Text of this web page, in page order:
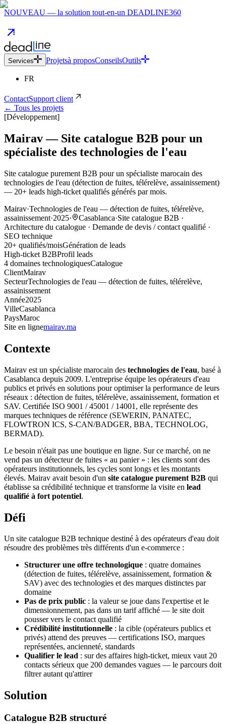
NOUVEAU — la solution tout-en-un DEADLINE360
Services Projetsà proposConseilsOutils
FR
ContactSupport client
← Tous les projets
[Développement]
Mairav — Site catalogue B2B pour un
spécialiste des technologies de l'eau
Site catalogue purement B2B pour un spécialiste marocain des
technologies de l'eau (détection de fuites, télérelève, assainissement)
— 20+ leads high-ticket qualifiés générés par mois.
Mairav·Technologies de l'eau — détection de fuites, télérelève,
assainissement·2025· Casablanca·Site catalogue B2B ·
Architecture du catalogue · Demande de devis / contact qualifié ·
SEO technique
20+ qualifiés/moisGénération de leads
High-ticket B2BProfil leads
4 domaines technologiquesCatalogue
ClientMairav
SecteurTechnologies de l'eau — détection de fuites, télérelève,
assainissement
Année2025
VilleCasablanca
PaysMaroc
Site en lignemairav.ma
Contexte
Mairav est un spécialiste marocain des technologies de l'eau, basé à
Casablanca depuis 2009. L'entreprise équipe les opérateurs d'eau
publics et privés en solutions pour optimiser la performance de leurs
réseaux : détection de fuites, télérelève, assainissement, formation et
SAV. Certifiée ISO 9001 / 45001 / 14001, elle représente des
marques techniques de référence (SEWERIN, PANATEC,
FLOWTRON ICS, S-CAN/BADGER, BBA, TECHNOLOG,
BERMAD).
Le besoin n'était pas une boutique en ligne. Sur ce marché, on ne
vend pas un détecteur de fuites « au panier » : les clients sont des
opérateurs institutionnels, les cycles sont longs et les montants
élevés. Mairav avait besoin d'un site catalogue purement B2B qui
établisse sa crédibilité technique et transforme la visite en lead
qualifié à fort potentiel.
Défi
Un site catalogue B2B technique destiné à des opérateurs d'eau doit
résoudre des problèmes très différents d'un e-commerce :
Structurer une offre technologique : quatre domaines
(détection de fuites, télérelève, assainissement, formation &
SAV) avec des technologies et des marques distinctes par
domaine
Pas de prix public : la valeur se joue dans l'expertise et le
dimensionnement, pas dans un tarif affiché — le site doit
pousser vers le contact qualifié
Crédibilité institutionnelle : la cible (opérateurs publics et
privés) attend des preuves — certifications ISO, marques
représentées, ancienneté, standards
Qualifier le lead : sur des affaires high-ticket, mieux vaut 20
contacts sérieux que 200 demandes vagues — le parcours doit
filtrer autant qu'attirer
Solution
Catalogue B2B structuré